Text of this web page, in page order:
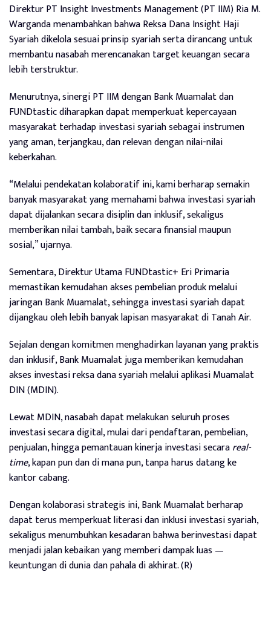
Direktur PT Insight Investments Management (PT IIM) Ria M.
Warganda menambahkan bahwa Reksa Dana Insight Haji
Syariah dikelola sesuai prinsip syariah serta dirancang untuk
membantu nasabah merencanakan target keuangan secara
lebih terstruktur.
Menurutnya, sinergi PT IIM dengan Bank Muamalat dan
FUNDtastic diharapkan dapat memperkuat kepercayaan
masyarakat terhadap investasi syariah sebagai instrumen
yang aman, terjangkau, dan relevan dengan nilai-nilai
keberkahan.
“Melalui pendekatan kolaboratif ini, kami berharap semakin
banyak masyarakat yang memahami bahwa investasi syariah
dapat dijalankan secara disiplin dan inklusif, sekaligus
memberikan nilai tambah, baik secara finansial maupun
sosial,” ujarnya.
Sementara, Direktur UtamaFUNDtastic+ Eri Primaria
memastikan kemudahan akses pembelian produk melalui
jaringan Bank Muamalat, sehingga investasi syariah dapat
dijangkau oleh lebih banyak lapisan masyarakat di Tanah Air.
Sejalan dengan komitmen menghadirkan layanan yang praktis
dan inklusif, Bank Muamalat juga memberikan kemudahan
akses investasi reksa dana syariah melalui aplikasi Muamalat
DIN (MDIN).
Lewat MDIN, nasabah dapat melakukan seluruh proses
investasi secara digital, mulai dari pendaftaran, pembelian,
penjualan, hingga pemantauan kinerja investasi secarareal-
time, kapan pun dan di mana pun, tanpa harus datang ke
kantor cabang.
Dengan kolaborasi strategis ini, Bank Muamalat berharap
dapat terus memperkuat literasi dan inklusi investasi syariah,
sekaligus menumbuhkan kesadaran bahwa berinvestasi dapat
menjadi jalan kebaikan yang memberi dampak luas —
keuntungan di dunia dan pahala di akhirat. (R)